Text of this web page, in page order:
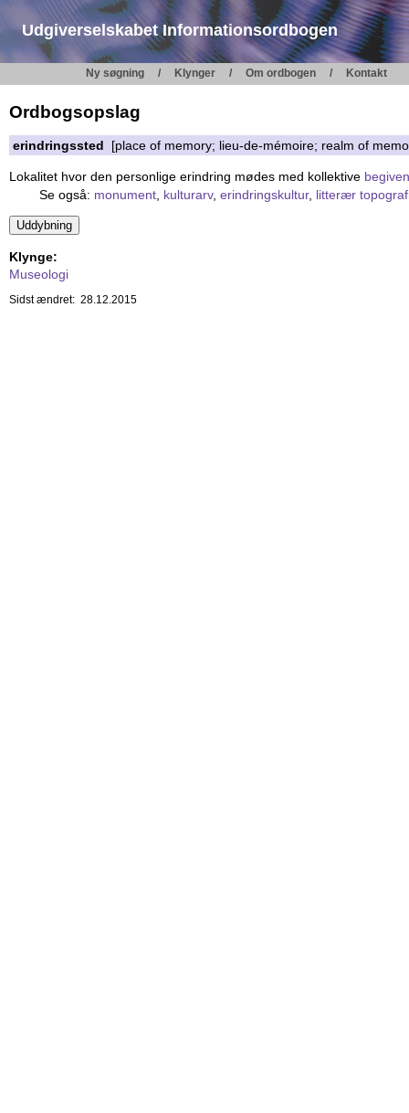
Udgiverselskabet Informationsordbogen
Ny søgning Klynger Om ordbogen Kontakt
Ordbogsopslag
erindringssted [place of memory; lieu-de-mémoire; realm of
Lokalitet hvor den personlige erindring mødes med kollektive
Se også: monument, kulturarv, erindringskultur, litterær
Klynge:
Museologi
Sidst ændret: 28.12.2015